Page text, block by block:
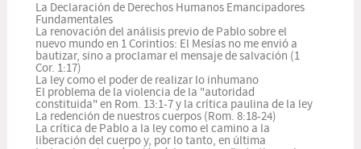
La Declaración de Derechos Humanos Emancipadores
Fundamentales
La renovación del análisis previo de Pablo sobre el
nuevo mundo en 1 Corintios: El Mesías no me envió a
bautizar, sino a proclamar el mensaje de salvación (1
Cor. 1:17)
La ley como el poder de realizar lo inhumano
El problema de la violencia de la "autoridad
constituida" en Rom. 13:1-7 y la crítica paulina de la ley
La redención de nuestros cuerpos (Rom. 8:18-24)
La crítica de Pablo a la ley como el camino a la
liberación del cuerpo y, por lo tanto, en última